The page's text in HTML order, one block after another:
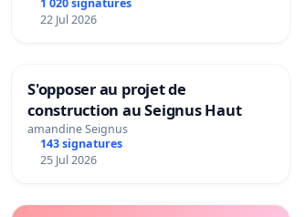
22 Jul 2026
S'opposer au projet de
construction au Seignus Haut
amandine Seignus
143 signatures
25 Jul 2026